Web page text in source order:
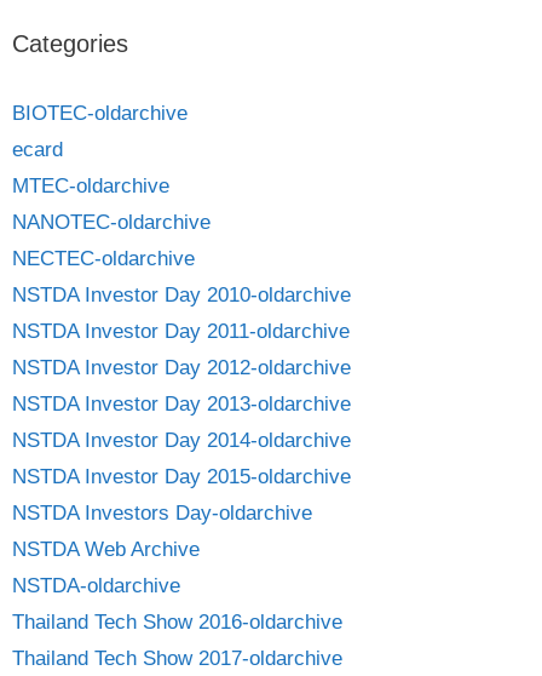
Categories
BIOTEC-oldarchive
ecard
MTEC-oldarchive
NANOTEC-oldarchive
NECTEC-oldarchive
NSTDA Investor Day 2010-oldarchive
NSTDA Investor Day 2011-oldarchive
NSTDA Investor Day 2012-oldarchive
NSTDA Investor Day 2013-oldarchive
NSTDA Investor Day 2014-oldarchive
NSTDA Investor Day 2015-oldarchive
NSTDA Investors Day-oldarchive
NSTDA Web Archive
NSTDA-oldarchive
Thailand Tech Show 2016-oldarchive
Thailand Tech Show 2017-oldarchive